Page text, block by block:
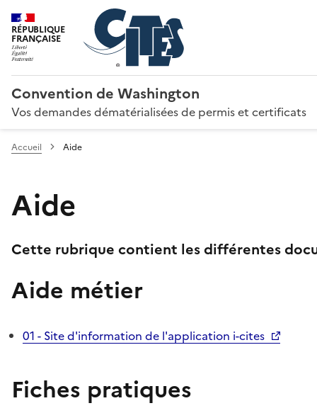
RÉPUBLIQUE
FRANÇAISE
Convention de Washington
Vos demandes dématérialisées de permis et certificats
Accueil Aide
Aide
Cette rubrique contient les différentes
Aide métier
01 - Site d'information de l'application i-cites
Fiches pratiques